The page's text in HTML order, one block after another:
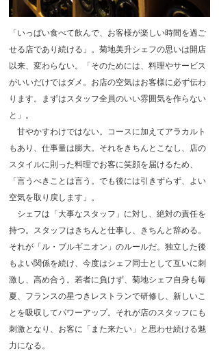
「いっぱい食べて飲んで、お客様が楽しい時間を過ご
せる店であり続ける」。菊地美升シェフの思いは開店
以来、変わらない。「そのためには、料理やサービス
がいいだけではダメ。お店の空気はお客様に必ず伝わ
ります。まずはスタッフ全員のいい雰囲気を作らない
と」。
甘やかすわけではない。コースに加えてアラカルト
もあり、仕事量は膨大。それをきちんとこなし、店の
スタイルに則った料理でお客に笑顔を届けるため、
「言うべきことは言う。でも後には引きずらず、よい
空気を取り戻します」。
シェフは「大事なスタッフ」に対し、絶対の責任を
持つ。スタッフはきちんと仕事し、きちんと辞める。
それが「ル・ブルギニオン」のルールだ。独立した後
もよい関係を続け、今度はシェフ同士として互いに刺
激し、高め合う。若者に負けず、菊地シェフ自身も毎
夏、フランスの星つきレストランで研修し、新しいこ
とを吸収してパワーアップ。それが店のスタッフにも
刺激となり、お客に「また来たい」と思わせ続ける魅
力になる。